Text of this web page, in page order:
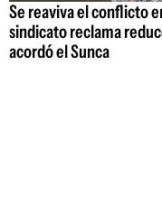
Se reaviva el conflicto
sindicato reclama
acordó el Sunca